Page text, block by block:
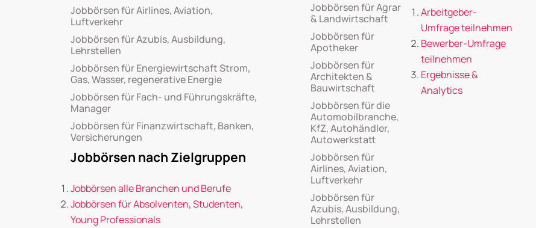
Jobbörsen für Airlines, Aviation,
Luftverkehr
Jobbörsen für Azubis, Ausbildung,
Lehrstellen
Jobbörsen für Energiewirtschaft Strom,
Gas, Wasser, regenerative Energie
Jobbörsen für Fach- und Führungskräfte,
Manager
Jobbörsen für Finanzwirtschaft, Banken,
Versicherungen
Jobbörsen nach Zielgruppen
Jobbörsen alle Branchen und Berufe
Jobbörsen für Absolventen, Studenten,
Young Professionals
Jobbörsen für Agrar
& Landwirtschaft
Jobbörsen für
Apotheker
Jobbörsen für
Architekten &
Bauwirtschaft
Jobbörsen für die
Automobilbranche,
KfZ, Autohändler,
Autowerkstatt
Jobbörsen für
Airlines, Aviation,
Luftverkehr
Jobbörsen für
Azubis, Ausbildung,
Lehrstellen
Arbeitgeber-
Umfrage teilnehmen
Bewerber-Umfrage
teilnehmen
Ergebnisse &
Analytics